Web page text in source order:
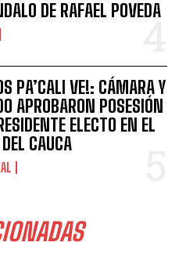
DE RAFAEL POVEDA
PA’CALI VE!: CÁMARA Y
APROBARON POSESIÓN
ELECTO EN EL
CAUCA